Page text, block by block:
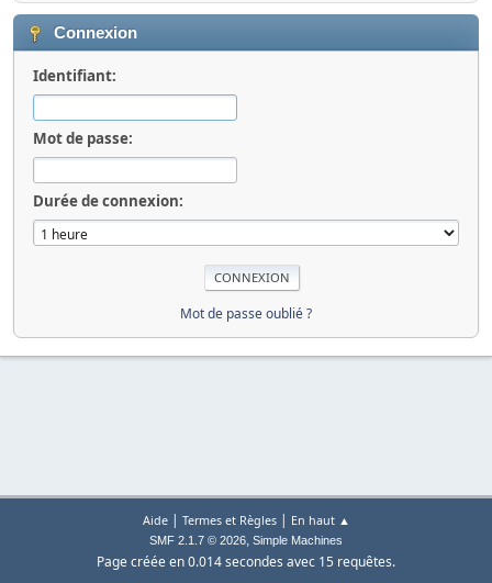
Connexion
Identifiant:
Mot de passe:
Durée de connexion:
Mot de passe oublié ?
Aide| Termes et Règles| En haut ▲
SMF 2.1.7 © 2026, Simple Machines
Page créée en 0.014 secondes avec 15 requêtes.